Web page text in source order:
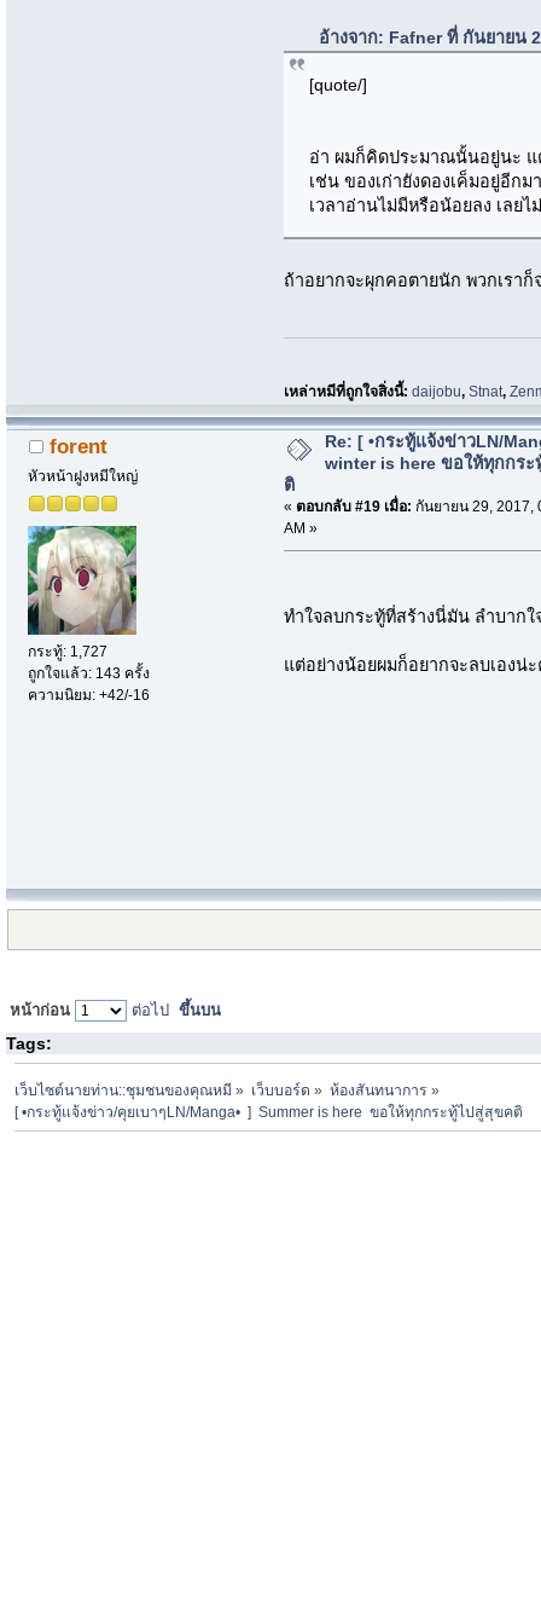
อ้างจาก: Fafner ที่ กันยายน
[quote/]
อ่า ผมก็คิดประมาณนั้นอยู่นะ แ
เช่น ของเก่ายังดองเค็มอยู่อีก
เวลาอ่านไม่มีหรือน้อยลง เลย
ถ้าอยากจะผุกคอตายนัก พวกเราก็
เหล่าหมีที่ถูกใจสิ่งนี้:daijobu,Stnat,
forent
หัวหน้าฝูงหมีใหญ่
กระทู้: 1,727
ถูกใจแล้ว: 143 ครั้ง
ความนิยม: +42/-16
Re: [ •กระทู้แจ้งข่าวLN/
winter is here ขอให้ทุกกระ
ติ
« ตอบกลับ #19 เมื่อ: กันยายน 29, 2017,
AM »
ทำใจลบกระทู้ที่สร้างนี่มัน ลำบากใ
แต่อย่างน้อยผมก็อยากจะลบเองน่
หน้าก่อน ต่อไป ขึ้นบน
Tags:
เว็บไซต์นายท่าน::ชุมชนของคุณหมี » เว็บบอร์ด » ห้องสันทนาการ »
[ •กระทู้แจ้งข่าว/คุยเบาๆLN/Manga•  ]  Summer is here  ขอให้ทุกกระทู้ไปสู่สุขคติ